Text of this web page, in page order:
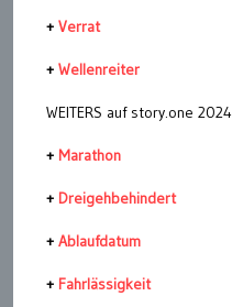
+ Verrat
+ Wellenreiter
WEITERS auf story.one 2024
+ Marathon
+ Dreigehbehindert
+ Ablaufdatum
+ Fahrlässigkeit